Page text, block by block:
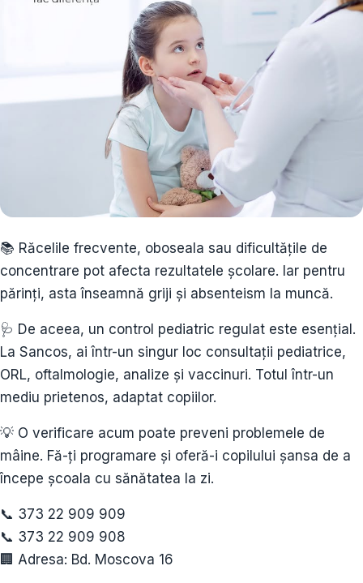
📚 Răcelile frecvente, oboseala sau dificultățile de
concentrare pot afecta rezultatele școlare. Iar pentru
părinți, asta înseamnă griji și absenteism la muncă.
🩺 De aceea, un control pediatric regulat este esențial.
La Sancos, ai într-un singur loc consultații pediatrice,
ORL, oftalmologie, analize și vaccinuri. Totul într-un
mediu prietenos, adaptat copiilor.
💡 O verificare acum poate preveni problemele de
mâine. Fă-ți programare și oferă-i copilului șansa de a
începe școala cu sănătatea la zi.
📞 373 22 909 909
📞 373 22 909 908
🏢 Adresa: Bd. Moscova 16